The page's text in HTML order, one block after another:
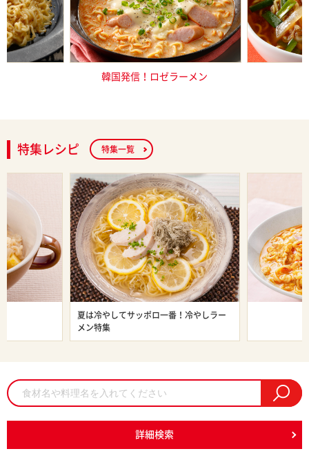
韓国発信！ロゼラーメン
特集レシピ 特集一覧
夏は冷やしてサッポロ一番！冷やしラー
メン特集
詳細検索